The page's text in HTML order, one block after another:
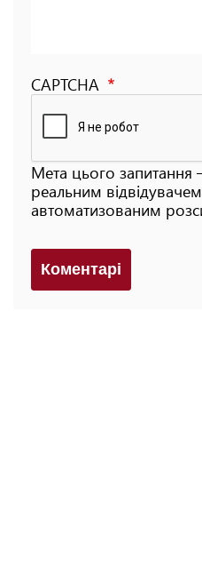
CAPTCHA
Мета цього
реальним відвідувачем
автоматизованим
Коментарi